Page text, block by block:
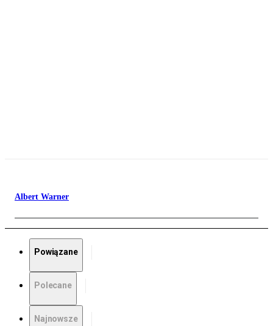
Albert Warner
Powiązane
Polecane
Najnowsze